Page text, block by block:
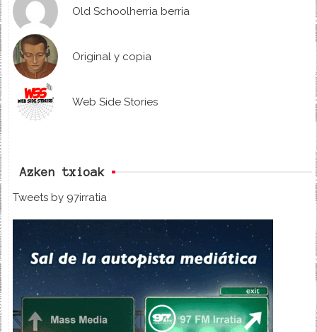
Old Schoolherria berria
Original y copia
Web Side Stories
Azken txioak
Tweets by 97irratia